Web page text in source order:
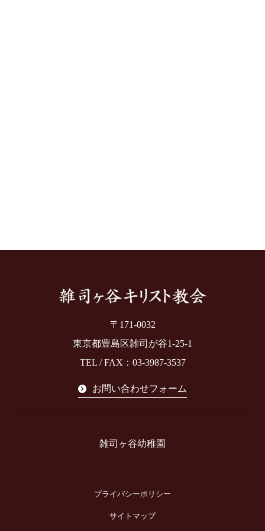
〒171-0032
東京都豊島区雑司が谷1-25-1
TEL / FAX：03-3987-3537
お問い合わせフォーム
雑司ヶ谷幼稚園
プライバシーポリシー
サイトマップ